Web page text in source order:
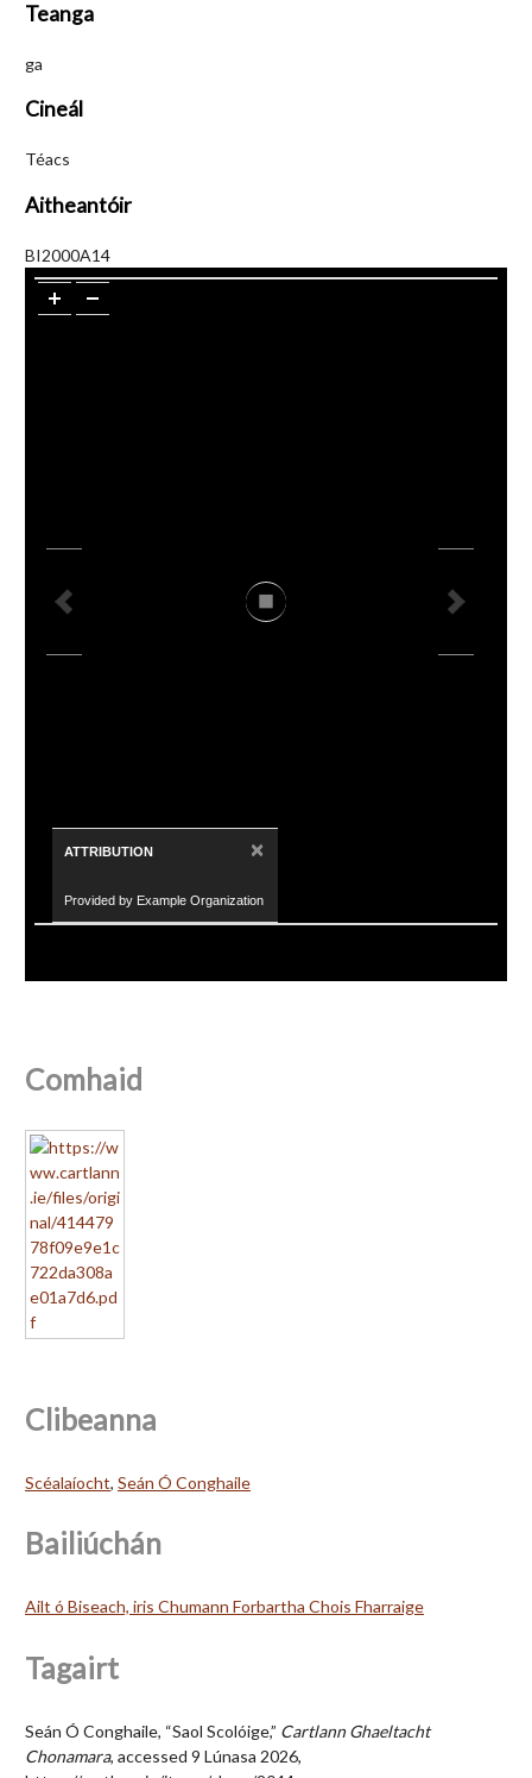
Teanga
ga
Cineál
Téacs
Aitheantóir
BI2000A14
ATTRIBUTION ×
Provided by Example Organization
Comhaid
Clibeanna
Scéalaíocht, Seán Ó Conghaile
Bailiúchán
Ailt ó Biseach, iris Chumann Forbartha Chois Fharraige
Tagairt
Seán Ó Conghaile, “Saol Scolóige,” Cartlann Ghaeltacht
Chonamara, accessed 9 Lúnasa 2026,